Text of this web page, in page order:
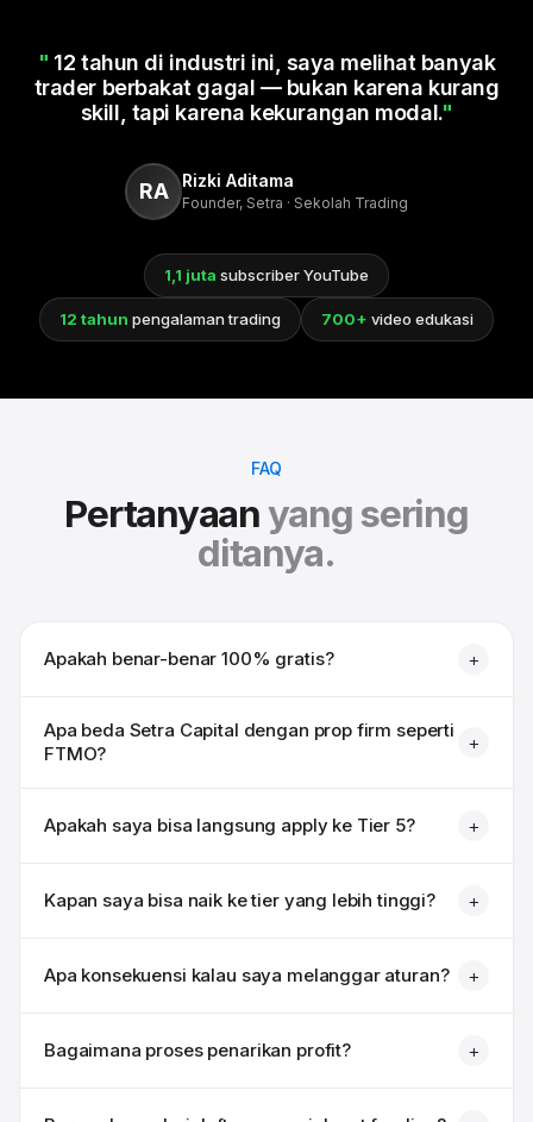
12 tahun di industri ini, saya melihat banyak
trader berbakat gagal — bukan karena kurang
skill, tapi karena kekurangan modal.
RA Rizki Aditama
Founder, Setra · Sekolah Trading
1,1 juta subscriber YouTube
12 tahun pengalaman trading 700+ video edukasi
FAQ
Pertanyaanyang sering
ditanya.
Apakah benar-benar 100% gratis? +
Apa beda Setra Capital dengan prop firm seperti
FTMO?
+
Apakah saya bisa langsung apply ke Tier 5? +
Kapan saya bisa naik ke tier yang lebih tinggi? +
Apa konsekuensi kalau saya melanggar aturan? +
Bagaimana proses penarikan profit? +